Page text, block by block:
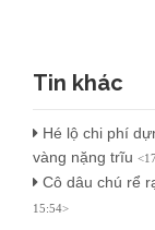
Tin khác
Hé lộ chi phí
vàng nặng trĩu
Cô dâu chú rể
15:54>